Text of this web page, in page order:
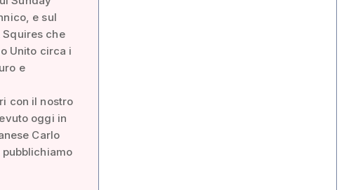
e sul
Squires che
Unito circa i
e
con il nostro
oggi in
Carlo